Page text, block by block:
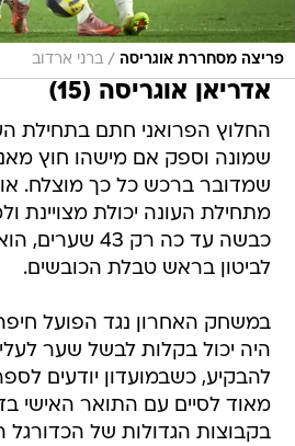
פריצה מסחררת אוגריסה / ברני ארדוב
אדריאן אוגריסה (15)
החלוץ הפרואני חתם בתחילת
שמונה וספק אם מישהו חוץ
שמדובר ברכש כל כך מוצלח.
מתחילת העונה יכולת מצויינת
כבשה עד כה רק 43
לביטון בראש טבלת הכובשים.
במשחק האחרון נגד הפועל
היה יכול בקלות לבשל שער
להבקיע, כשבמועדון יודעים
מאוד לסיים עם התואר האישי
בקבוצות הגדולות של הכדורגל